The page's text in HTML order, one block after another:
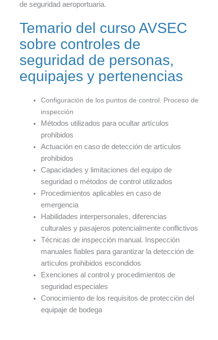
de seguridad aeroportuaria.
Temario del curso AVSEC
sobre controles de
seguridad de personas,
equipajes y pertenencias
Configuración de los puntos de control. Proceso de
inspección
Métodos utilizados para ocultar artículos
prohibidos
Actuación en caso de detección de artículos
prohibidos
Capacidades y limitaciones del equipo de
seguridad o métodos de control utilizados
Procedimientos aplicables en caso de
emergencia
Habilidades interpersonales, diferencias
culturales y pasajeros potencialmente conflictivos
Técnicas de inspección manual. Inspección
manuales fiables para garantizar la detección de
artículos prohibidos escondidos
Exenciones al control y procedimientos de
seguridad especiales
Conocimiento de los requisitos de protección del
equipaje de bodega